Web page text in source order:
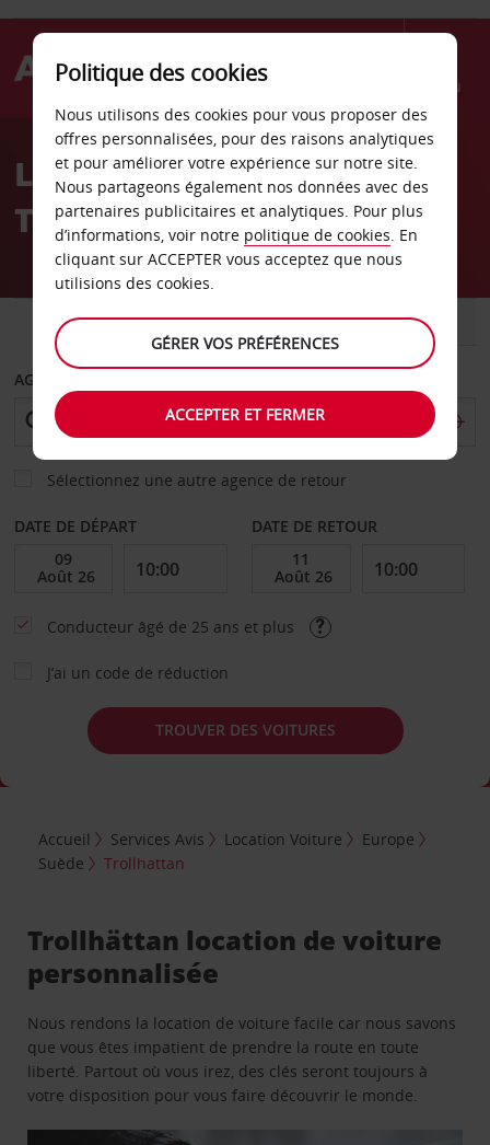
Menu
AvisLocation de voiture
Trollhättan
VOITURE UTILITAIRE
AGENCE DE DÉPART
Sélectionnez une autre agence de retour
DATE DE DÉPART DATE DE RETOUR
Conducteur âgé de 25 ans et plus
J’ai un code de réduction
TROUVER DES VOITURES
Accueil Services Avis Location Voiture
Europe
Suède
Trollhattan
Trollhättan location de voiture
personnalisée
Nous rendons la location de voiture facile car nous savons
que vous êtes impatient de prendre la route en toute
liberté. Partout où vous irez, des clés seront toujours à
votre disposition pour vous faire découvrir le monde.
Politique des cookies
Nous utilisons des cookies pour vous proposer des
offres personnalisées, pour des raisons analytiques
et pour améliorer votre expérience sur notre site.
Nous partageons également nos données avec des
partenaires publicitaires et analytiques. Pour plus
d’informations, voir notre politique de cookies. En
cliquant sur ACCEPTER vous acceptez que nous
utilisions des cookies.
GÉRER VOS PRÉFÉRENCES
ACCEPTER ET FERMER